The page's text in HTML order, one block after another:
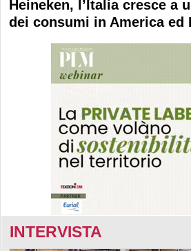
Heineken, l’Italia cresce a
dei consumi in America ed
INTERVISTA